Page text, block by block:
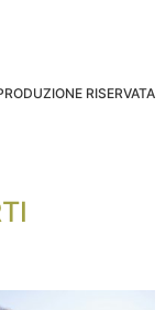
RISERVATA